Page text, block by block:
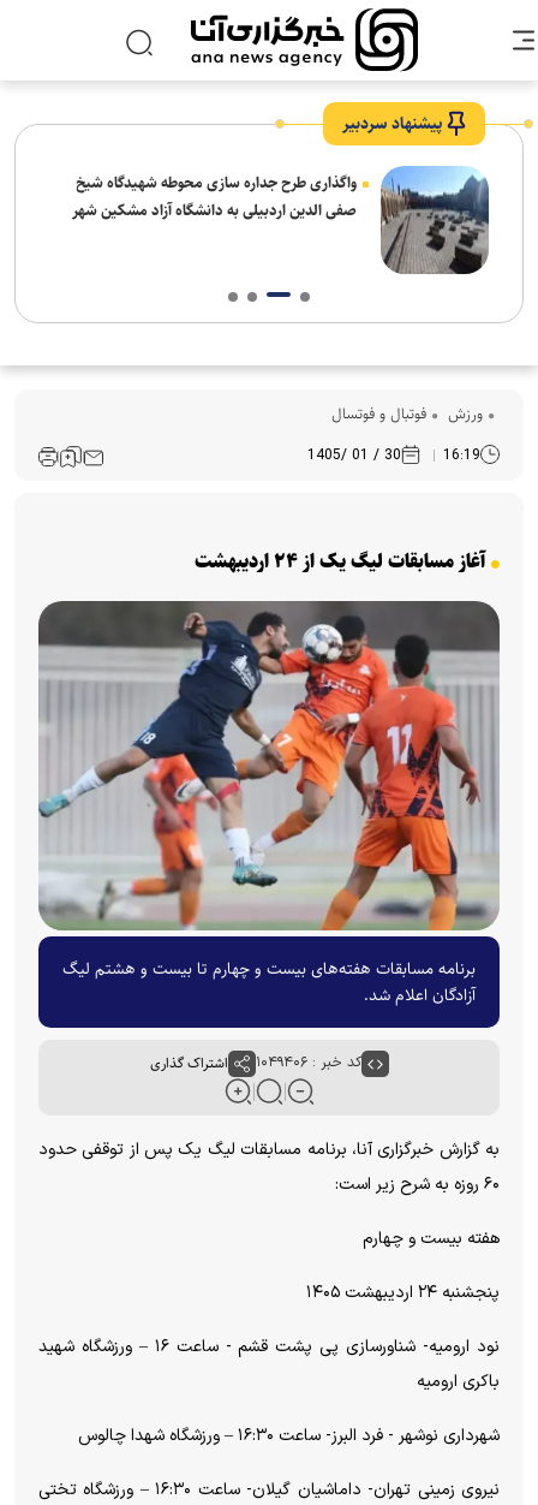
پیشنهاد سردبیر
واگذاری طرح جداره سازی محوطه شهیدگاه شیخ
صفی الدین اردبیلی به دانشگاه آزاد مشکین شهر
ورزش فوتبال و فوتسال
16:19
30 / 01 /1405
آغاز مسابقات لیگ یک از ۲۴ اردیبهشت‌
برنامه مسابقات هفته‌های بیست و چهارم تا بیست و هشتم لیگ
آزادگان اعلام شد.
کد خبر : ۱۰۴۹۴۰۶ اشتراک گذاری
به گزارش خبرگزاری آنا، برنامه مسابقات لیگ یک پس از توقفی حدود
۶۰ روزه به شرح زیر است:
هفته بیست و چهارم
پنجشنبه ۲۴ اردیبهشت ۱۴۰۵
نود ارومیه- شناورسازی پی پشت قشم - ساعت ۱۶ – ورزشگاه شهید
باکری ارومیه
شهرداری نوشهر - فرد البرز- ساعت ۱۶:۳۰ – ورزشگاه شهدا چالوس
نیروی زمینی تهران- داماشیان گیلان- ساعت ۱۶:۳۰ – ورزشگاه تختی